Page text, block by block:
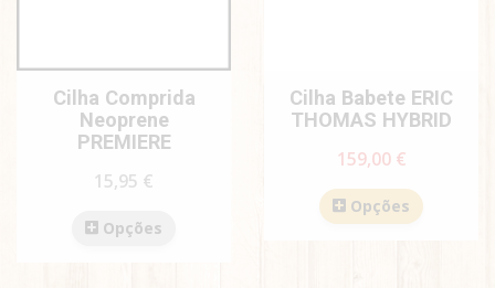
Cilha Comprida
Neoprene
PREMIERE
15,95 €
Opções
Cilha Babete ERIC
THOMAS HYBRID
159,00 €
Opções